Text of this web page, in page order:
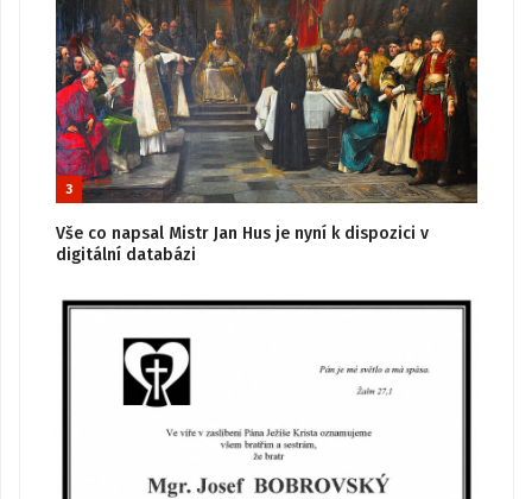
3
Vše co napsal Mistr Jan Hus je nyní k dispozici v
digitální databázi